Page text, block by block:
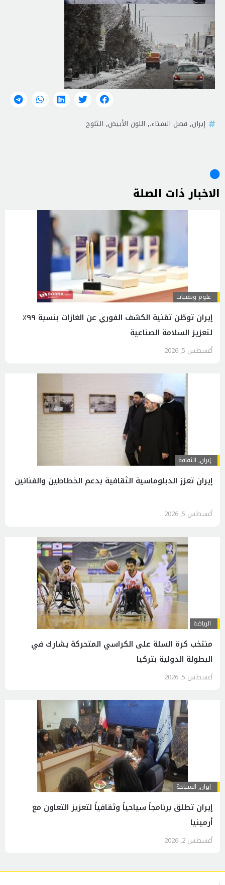
إيران, فصل الشتاء., اللون الأبيض, الثلوج
الاخبار ذات الصلة
علوم وتقنيات
إيران توطّن تقنية الكشف الفوري عن الغازات بنسبة ٩٩٪
لتعزيز السلامة الصناعية
أغسطس 5, 2026
إيران, الثقافة
إيران تعزز الدبلوماسية الثقافية بدعم الخطاطين والفنانين
أغسطس 5, 2026
الرياضة
منتخب كرة السلة على الكراسي المتحركة يشارك في
البطولة الدولية بتركيا
أغسطس 5, 2026
إيران, السياحة
إيران تطلق برنامجاً سياحياً وثقافياً لتعزيز التعاون مع
أرمينيا
أغسطس 2, 2026